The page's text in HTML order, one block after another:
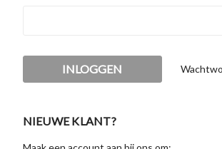
NIEUWE KLANT?